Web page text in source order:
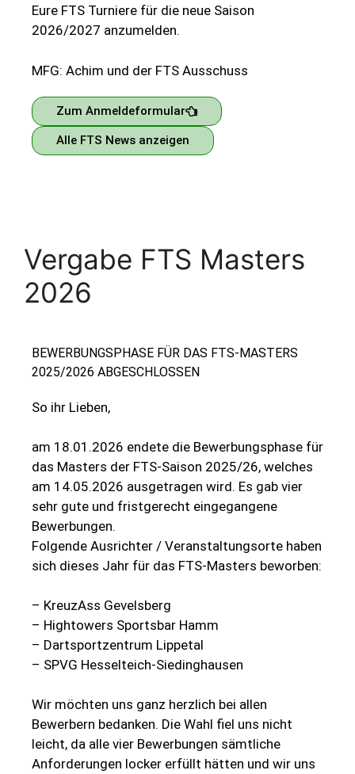
Eure FTS Turniere für die neue Saison
2026/2027 anzumelden.
MFG: Achim und der FTS Ausschuss
Zum Anmeldeformular
Alle FTS News anzeigen
Vergabe FTS Masters
2026
BEWERBUNGSPHASE FÜR DAS FTS-MASTERS
2025/2026 ABGESCHLOSSEN
So ihr Lieben,
am 18.01.2026 endete die Bewerbungsphase für
das Masters der FTS-Saison 2025/26, welches
am 14.05.2026 ausgetragen wird. Es gab vier
sehr gute und fristgerecht eingegangene
Bewerbungen.
Folgende Ausrichter / Veranstaltungsorte haben
sich dieses Jahr für das FTS-Masters beworben:
– KreuzAss Gevelsberg
– Hightowers Sportsbar Hamm
– Dartsportzentrum Lippetal
– SPVG Hesselteich-Siedinghausen
Wir möchten uns ganz herzlich bei allen
Bewerbern bedanken. Die Wahl fiel uns nicht
leicht, da alle vier Bewerbungen sämtliche
Anforderungen locker erfüllt hätten und wir uns